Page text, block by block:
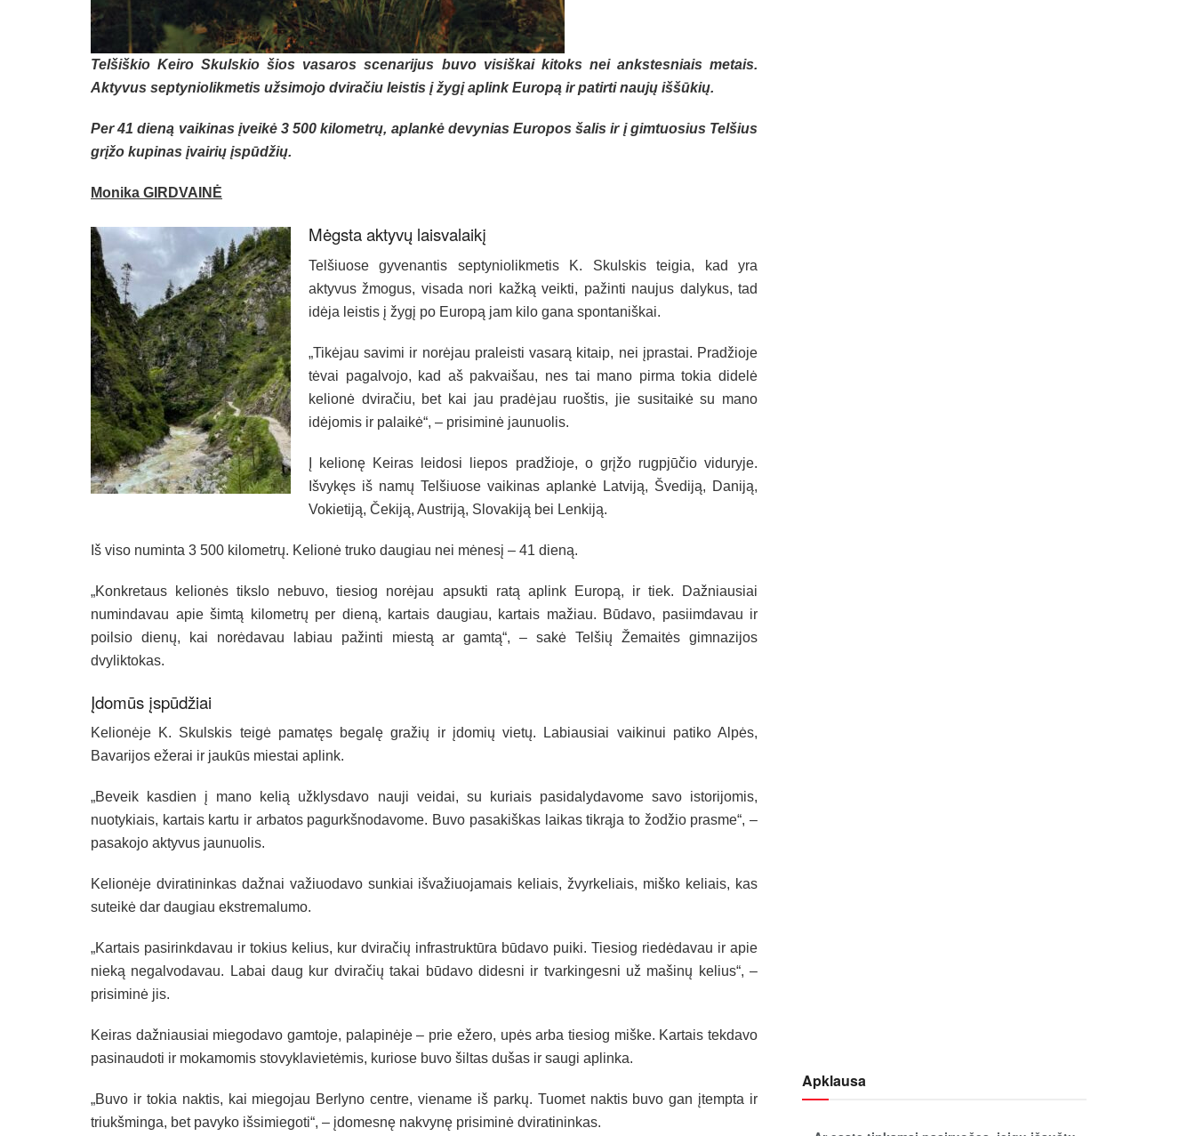
Telšiškio Keiro Skulskio šios vasaros scenarijus buvo visiškai kitoks nei ankstesniais metais.
Aktyvus septyniolikmetis užsimojo dviračiu leistis į žygį aplink Europą ir patirti naujų iššūkių.
Per 41 dieną vaikinas įveikė 3 500 kilometrų, aplankė devynias Europos šalis ir į gimtuosius Telšius
grįžo kupinas įvairių įspūdžių.
Monika GIRDVAINĖ
Mėgsta aktyvų laisvalaikį
Telšiuose gyvenantis septyniolikmetis K. Skulskis teigia, kad yra
aktyvus žmogus, visada nori kažką veikti, pažinti naujus dalykus, tad
idėja leistis į žygį po Europą jam kilo gana spontaniškai.
„Tikėjau savimi ir norėjau praleisti vasarą kitaip, nei įprastai. Pradžioje
tėvai pagalvojo, kad aš pakvaišau, nes tai mano pirma tokia didelė
kelionė dviračiu, bet kai jau pradėjau ruoštis, jie susitaikė su mano
idėjomis ir palaikė“, – prisiminė jaunuolis.
Į kelionę Keiras leidosi liepos pradžioje, o grįžo rugpjūčio viduryje.
Išvykęs iš namų Telšiuose vaikinas aplankė Latviją, Švediją, Daniją,
Vokietiją, Čekiją, Austriją, Slovakiją bei Lenkiją.
Iš viso numinta 3 500 kilometrų. Kelionė truko daugiau nei mėnesį – 41 dieną.
„Konkretaus kelionės tikslo nebuvo, tiesiog norėjau apsukti ratą aplink Europą, ir tiek. Dažniausiai
numindavau apie šimtą kilometrų per dieną, kartais daugiau, kartais mažiau. Būdavo, pasiimdavau ir
poilsio dienų, kai norėdavau labiau pažinti miestą ar gamtą“, – sakė Telšių Žemaitės gimnazijos
dvyliktokas.
Įdomūs įspūdžiai
Kelionėje K. Skulskis teigė pamatęs begalę gražių ir įdomių vietų. Labiausiai vaikinui patiko Alpės,
Bavarijos ežerai ir jaukūs miestai aplink.
„Beveik kasdien į mano kelią užklysdavo nauji veidai, su kuriais pasidalydavome savo istorijomis,
nuotykiais, kartais kartu ir arbatos pagurkšnodavome. Buvo pasakiškas laikas tikrąja to žodžio prasme“, –
pasakojo aktyvus jaunuolis.
Kelionėje dviratininkas dažnai važiuodavo sunkiai išvažiuojamais keliais, žvyrkeliais, miško keliais, kas
suteikė dar daugiau ekstremalumo.
„Kartais pasirinkdavau ir tokius kelius, kur dviračių infrastruktūra būdavo puiki. Tiesiog riedėdavau ir apie
nieką negalvodavau. Labai daug kur dviračių takai būdavo didesni ir tvarkingesni už mašinų kelius“, –
prisiminė jis.
Keiras dažniausiai miegodavo gamtoje, palapinėje – prie ežero, upės arba tiesiog miške. Kartais tekdavo
pasinaudoti ir mokamomis stovyklavietėmis, kuriose buvo šiltas dušas ir saugi aplinka.
„Buvo ir tokia naktis, kai miegojau Berlyno centre, viename iš parkų. Tuomet naktis buvo gan įtempta ir
triukšminga, bet pavyko išsimiegoti“, – įdomesnę nakvynę prisiminė dviratininkas.
Apklausa